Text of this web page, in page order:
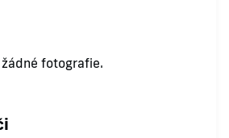
fotografie.